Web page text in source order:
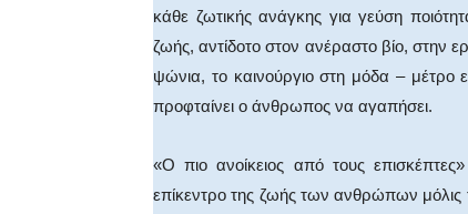
κάθε ζωτικής ανάγκης για γεύση
ζωής, αντίδοτο στον ανέραστο βίο, στην
ψώνια, το καινούργιο στη μόδα – μέτρο
προφταίνει ο άνθρωπος να αγαπήσει.
«O πιο ανοίκειος από τους
επίκεντρο της ζωής των ανθρώπων μόλις